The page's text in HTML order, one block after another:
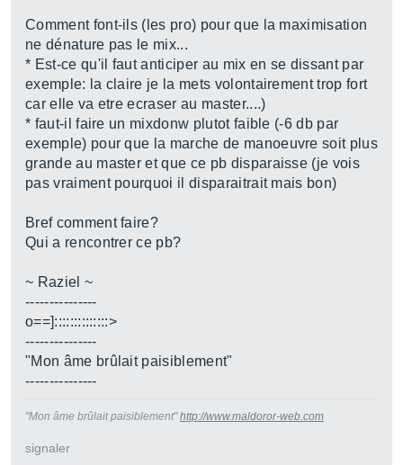
Comment font-ils (les pro) pour que la maximisation
ne dénature pas le mix...
* Est-ce qu'il faut anticiper au mix en se dissant par
exemple: la claire je la mets volontairement trop fort
car elle va etre ecraser au master....)
* faut-il faire un mixdonw plutot faible (-6 db par
exemple) pour que la marche de manoeuvre soit plus
grande au master et que ce pb disparaisse (je vois
pas vraiment pourquoi il disparaitrait mais bon)
Bref comment faire?
Qui a rencontrer ce pb?
~ Raziel ~
---------------
o==]::::::::::::::>
---------------
"Mon âme brûlait paisiblement"
---------------
"Mon âme brûlait paisiblement"http://www.maldoror-web.com
signaler